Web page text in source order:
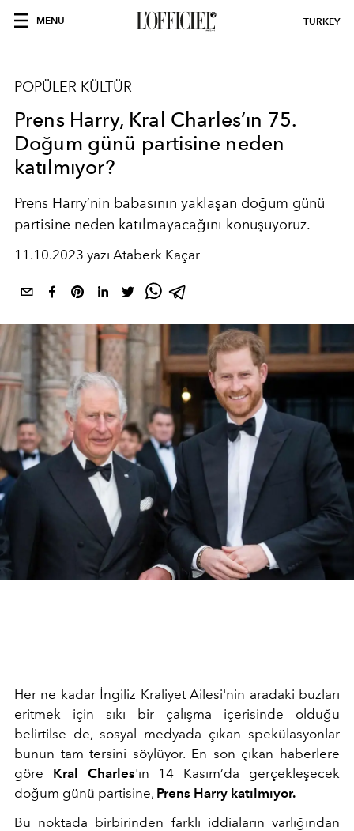
MENU TURKEY
POPÜLER KÜLTÜR
Prens Harry, Kral Charles’ın 75.
Doğum günü partisine neden
katılmıyor?
Prens Harry’nin babasının yaklaşan doğum günü
partisine neden katılmayacağını konuşuyoruz.
11.10.2023 yazı Ataberk Kaçar
Her ne kadar İngiliz Kraliyet Ailesi'nin aradaki buzları
eritmek için sıkı bir çalışma içerisinde olduğu
belirtilse de, sosyal medyada çıkan spekülasyonlar
bunun tam tersini söylüyor. En son çıkan haberlere
göre Kral Charles'ın 14 Kasım’da gerçekleşecek
doğum günü partisine, Prens Harry katılmıyor.
Bu noktada birbirinden farklı iddiaların varlığından